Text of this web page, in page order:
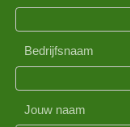
Bedrijfsnaam
Jouw naam